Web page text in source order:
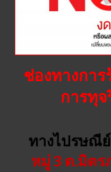
ช่องทางการ
การทุ
ทางไปรษณีย์
หมู่ 3 ต.มิตร